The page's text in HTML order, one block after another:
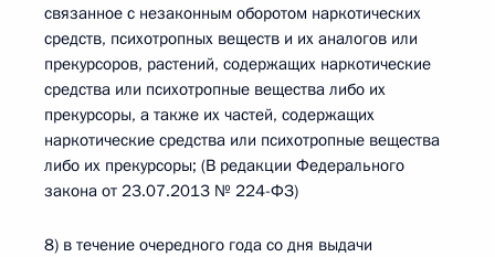
связанное с незаконным оборотом наркотических
средств, психотропных веществ и их аналогов или
прекурсоров, растений, содержащих наркотические
средства или психотропные вещества либо их
прекурсоры, а также их частей, содержащих
наркотические средства или психотропные вещества
либо их прекурсоры; (В редакции Федерального
закона от 23.07.2013 № 224-ФЗ)
8) в течение очередного года со дня выдачи